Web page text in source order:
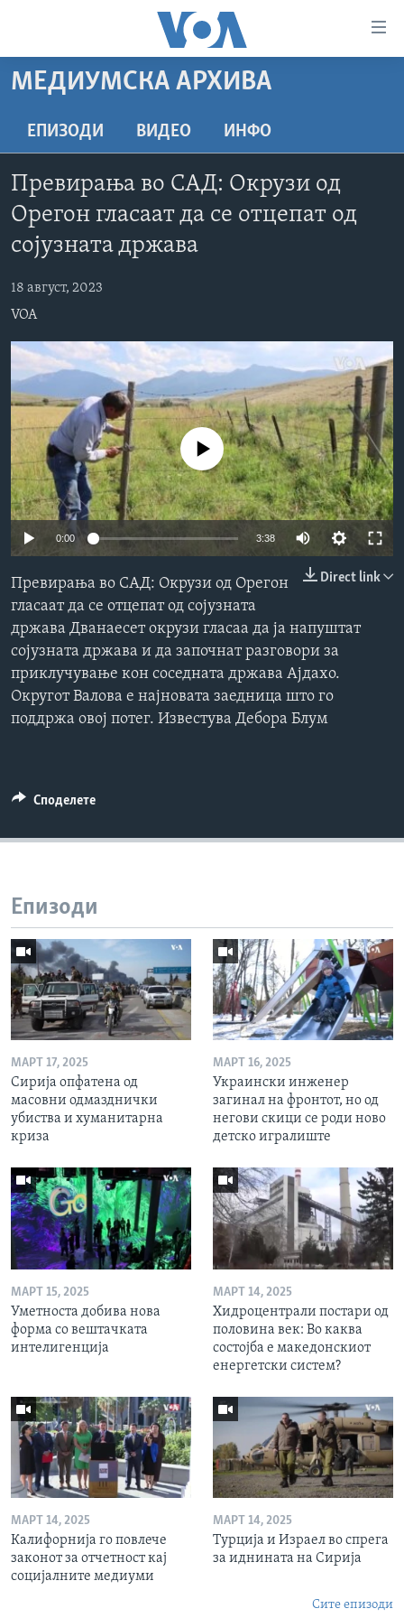
пристапност
содржина
Премини
до
страната
навигација
Пребарувај
ДОМА
РУБРИКИ
МАКЕДОНИЈА
СВЕТ
ЕКОНОМИЈА
ПОЛИТИКА
НАУКА
УМЕТНОСТ И ЗАБАВА
ИНТЕРВЈУА
ДОКУМЕНТАРЦИ
АРХИВИРАНА ПРОГРАМА
NEWSFLASH - АРХИВА
ВЕСТИ ОД САД ВО МИНУТА - АРХИВА
ЗА НАС
Learning English
НАКУСО...
Јазици
МЕДИУМСКА АРХИВА
ЕПИЗОДИ ВИДЕО ИНФО
Превирања во САД: Окрузи од
Орегон гласаат да се отцепат од
сојузната држава
18 август, 2023
VOA
No media source currently available
0:00 3:38
Direct link
Превирања во САД: Окрузи од Орегон
гласаат да се отцепат од сојузната
држава Дванаесет окрузи гласаа да ја напуштат
сојузната држава и да започнат разговори за
приклучување кон соседната држава Ајдахо.
Округот Валова е најновата заедница што го
поддржа овој потег. Известува Дебора Блум
Споделете
Епизоди
МАРТ 17, 2025
Сирија опфатена од
масовни одмазднички
убиства и хуманитарна
криза
МАРТ 16, 2025
Украински инженер
загинал на фронтот, но од
негови скици се роди ново
детско игралиште
МАРТ 15, 2025
Уметноста добива нова
форма со вештачката
интелигенција
МАРТ 14, 2025
Хидроцентрали постари од
половина век: Во каква
состојба е македонскиот
енергетски систем?
МАРТ 14, 2025
Калифорнија го повлече
законот за отчетност кај
социјалните медиуми
МАРТ 14, 2025
Турција и Израел во спрега
за иднината на Сирија
Сите епизоди